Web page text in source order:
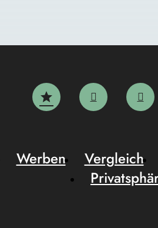
Werben Vergleich